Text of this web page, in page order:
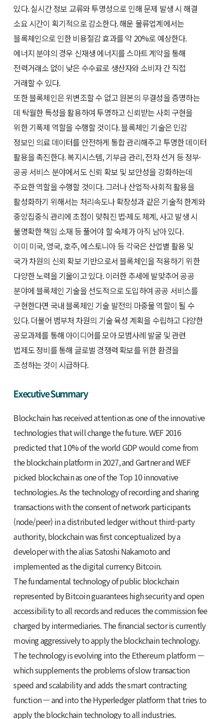
있다. 실시간 정보 교류와 투명성으로 인해 문제 발생 시 해결
소요 시간이 획기적으로 감소한다. 해운 물류업계에서는
블록체인으로 인한 비용절감 효과를 약 20%로 예상한다.
에너지 분야의 경우 신재생 에너지를 스마트 계약을 통해
전력거래소 없이 낮은 수수료로 생산자와 소비자 간 직접
거래할 수 있다.
또한 블록체인은 위변조할 수 없고 원본의 무결성을 증명하는
데 탁월한 특성을 활용하여 투명하고 신뢰받는 사회 구현을
위한 기폭제 역할을 수행할 것이다. 블록체인 기술은 민감
정보인 의료 데이터를 안전하게 통합 관리해주고 투명한 데이터
활용을 촉진한다. 복지시스템, 기부금 관리, 전자 선거 등 정부·
공공 서비스 분야에서도 신뢰 확보 및 보안성을 강화하는데
주요한 역할을 수행할 것이다. 그러나 산업적·사회적 활용을
활성화하기 위해서는 처리속도나 확장성과 같은 기술적 한계와
중앙집중식 관리에 초점이 맞춰진 법·제도 체계, 사고 발생 시
불명확한 책임 소재 등 풀어야 할 숙제가 아직 남아 있다.
이미 미국, 영국, 호주, 에스토니아 등 각국은 산업별 활용 및
국가 차원의 신뢰 확보 기반으로서 블록체인을 적용하기 위한
다양한 노력을 기울이고 있다. 이러한 추세에 발맞추어 공공
분야에 블록체인 기술을 선도적으로 도입하여 공공 서비스를
구현한다면 국내 블록체인 기술 발전의 마중물 역할이 될 수
있다. 더불어 범부처 차원의 기술 육성 계획을 수립하고 다양한
공모과제를 통해 아이디어를 모아 모범사례 발굴 및 관련
법제도 정비를 통해 글로벌 경쟁력 확보를 위한 환경을
조성하는 것이 시급하다.
Executive Summary
Blockchain has received attention as one of the innovative
technologies that will change the future. WEF 2016
predicted that 10% of the world GDP would come from
the blockchain platform in 2027, and Gartner and WEF
picked blockchain as one of the Top 10 innovative
technologies. As the technology of recording and sharing
transactions with the consent of network participants
(node/peer) in a distributed ledger without third-party
authority, blockchain was first conceptualized by a
developer with the alias Satoshi Nakamoto and
implemented as the digital currency Bitcoin.
The fundamental technology of public blockchain
represented by Bitcoin guarantees high security and open
accessibility to all records and reduces the commission fee
charged by intermediaries. The financial sector is currently
moving aggressively to apply the blockchain technology.
The technology is evolving into the Ethereum platform —
which supplements the problems of slow transaction
speed and scalability and adds the smart contracting
function — and into the Hyperledger platform that tries to
apply the blockchain technology to all industries.